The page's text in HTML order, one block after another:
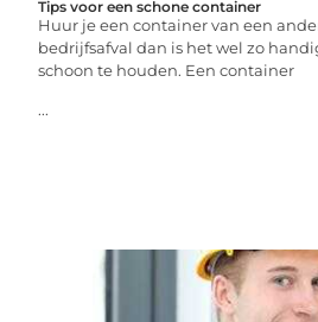
Tips voor een schone container
Huur je een container van een
bedrijfsafval dan is het wel zo
schoon te houden. Een container
...